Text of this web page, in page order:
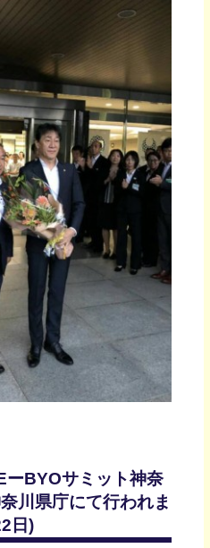
ーBYOサミット神奈
川県庁にて行われま
日)